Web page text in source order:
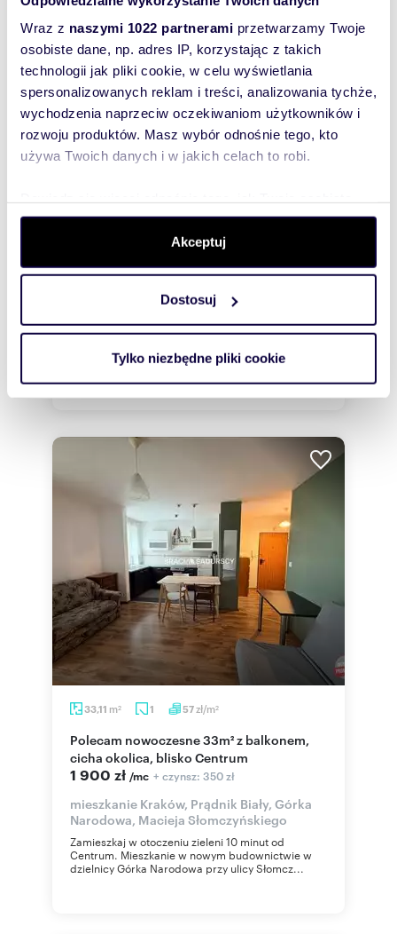
Wraz z naszymi 1022 partnerami przetwarzamy Twoje
osobiste dane, np. adres IP, korzystając z takich
technologii jak pliki cookie, w celu wyświetlania
spersonalizowanych reklam i treści, analizowania tychże,
wychodzenia naprzeciw oczekiwaniom użytkowników i
rozwoju produktów. Masz wybór odnośnie tego, kto
używa Twoich danych i w jakich celach to robi.
dane są przetwarzane oraz ustaw własne preferencje w
. W Deklaracji plików cookie możesz
zmienić lub wycofać swoją zgodę w dowolnej chwili.
Wykorzystujemy pliki cookie do spersonalizowania treści
i reklam, aby oferować funkcje społecznościowe i
korzystasz z naszej witryny, udostępniamy partnerom
Akceptuj
Dostosuj
Tylko niezbędne pliki cookie
45m2 2 62zł/m2
2 800 zł/mc + czynsz: 1 000 zł
mieszkanie Kraków, Prądnik Biały,
Nowoczesne 2 pokoje blisko komunikacji miejskiej -
gotowe do zamieszkania Oferujemy na wynajem ,
przestronne, w pełni wyposażone...
33,11 m2 1 57zł/m2
Polecam nowoczesne 33m² z balkonem,
cicha okolica, blisko Centrum
1 900 zł /mc + czynsz: 350 zł
mieszkanie Kraków, Prądnik Biały, Górka
Narodowa, Macieja Słomczyńskiego
Zamieszkaj w otoczeniu zieleni 10 minut od
Centrum. Mieszkanie w nowym budownictwie w
dzielnicy Górka Narodowa przy ulicy Słomcz...